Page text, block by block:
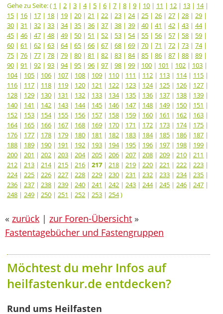
Gehe zu Seite: ( 1 | 2 | 3 | 4| 5 | 6 | 7 | 8 | 9 | 10 | 11 | 12 | 13 | 14|
15 | 16 | 17 | 18 | 19 | 20 | 21 | 22 | 23 | 24| 25 | 26 | 27 | 28 | 29 |
30 | 31 | 32 | 33 | 34| 35 | 36 | 37 | 38 | 39 | 40 | 41 | 42 | 43 | 44|
45 | 46 | 47 | 48 | 49 | 50 | 51 | 52 | 53 | 54| 55 | 56 | 57 | 58 | 59 |
60 | 61 | 62 | 63 | 64| 65 | 66 | 67 | 68 | 69 | 70 | 71 | 72 | 73 | 74|
75 | 76 | 77 | 78 | 79 | 80 | 81 | 82 | 83 | 84| 85 | 86 | 87 | 88 | 89 |
90 | 91 | 92 | 93 | 94| 95 | 96 | 97 | 98 | 99 | 100 | 101 | 102 | 103 |
104| 105 | 106 | 107 | 108 | 109 | 110 | 111 | 112 | 113 | 114| 115 |
116 | 117 | 118 | 119 | 120 | 121 | 122 | 123 | 124| 125 | 126 | 127 |
128 | 129 | 130 | 131 | 132 | 133 | 134| 135 | 136 | 137 | 138 | 139 |
140 | 141 | 142 | 143 | 144| 145 | 146 | 147 | 148 | 149 | 150 | 151 |
152 | 153 | 154| 155 | 156 | 157 | 158 | 159 | 160 | 161 | 162 | 163 |
164| 165 | 166 | 167 | 168 | 169 | 170 | 171 | 172 | 173 | 174| 175 |
176 | 177 | 178 | 179 | 180 | 181 | 182 | 183 | 184| 185 | 186 | 187 |
188 | 189 | 190 | 191 | 192 | 193 | 194| 195 | 196 | 197 | 198 | 199 |
200 | 201 | 202 | 203 | 204| 205 | 206 | 207 | 208 | 209 | 210 | 211 |
212 | 213 | 214| 215 | 216 | 217 | 218 | 219 | 220 | 221 | 222 | 223 |
224| 225 | 226 | 227 | 228 | 229 | 230 | 231 | 232 | 233 | 234| 235 |
236 | 237 | 238 | 239 | 240 | 241 | 242 | 243 | 244| 245 | 246 | 247 |
248 | 249 | 250 | 251 | 252 | 253 | 254)
« zurück | zur Foren-Übersicht »
Fastentagebücher und Fastengruppen
Möchtest du mehr Infos auf
heilfastenkur.de entdecken?
Rund ums Heilfasten